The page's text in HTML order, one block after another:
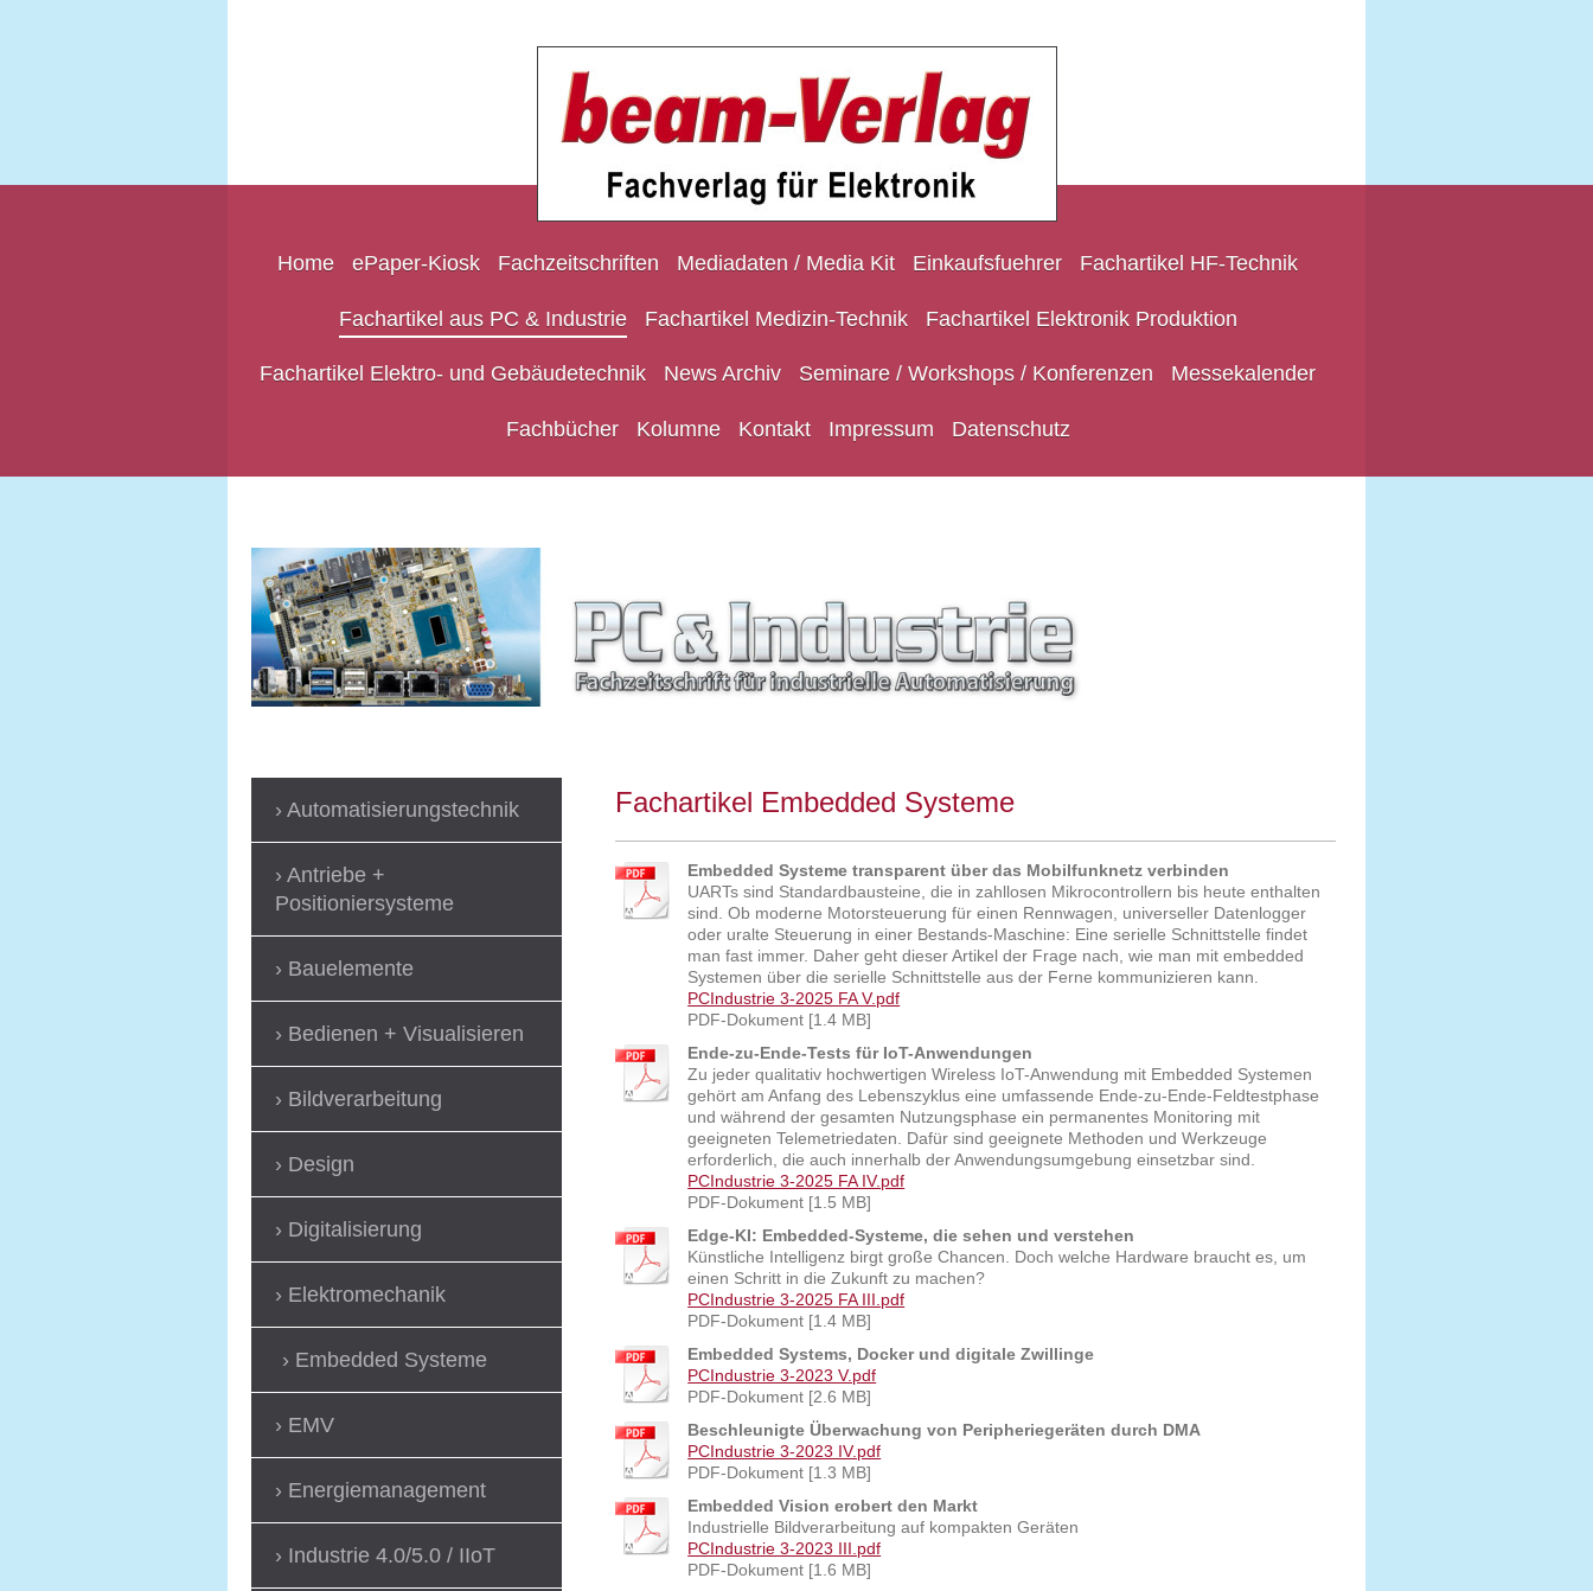
Home ePaper-Kiosk Fachzeitschriften Mediadaten / Media Kit Einkaufsfuehrer Fachartikel HF-Technik
Fachartikel aus PC & Industrie Fachartikel Medizin-Technik Fachartikel Elektronik Produktion
Fachartikel Elektro- und Gebäudetechnik News Archiv Seminare / Workshops / Konferenzen Messekalender
Fachbücher Kolumne Kontakt Impressum Datenschutz
Fachartikel Embedded Systeme
Embedded Systeme transparent über das Mobilfunknetz verbinden
UARTs sind Standardbausteine, die in zahllosen Mikrocontrollern bis heute enthalten
sind. Ob moderne Motorsteuerung für einen Rennwagen, universeller Datenlogger
oder uralte Steuerung in einer Bestands-Maschine: Eine serielle Schnittstelle findet
man fast immer. Daher geht dieser Artikel der Frage nach, wie man mit embedded
Systemen über die serielle Schnittstelle aus der Ferne kommunizieren kann.
PCIndustrie 3-2025 FA V.pdf
PDF-Dokument [1.4 MB]
Ende-zu-Ende-Tests für IoT-Anwendungen
Zu jeder qualitativ hochwertigen Wireless IoT-Anwendung mit Embedded Systemen
gehört am Anfang des Lebenszyklus eine umfassende Ende-zu-Ende-Feldtestphase
und während der gesamten Nutzungsphase ein permanentes Monitoring mit
geeigneten Telemetriedaten. Dafür sind geeignete Methoden und Werkzeuge
erforderlich, die auch innerhalb der Anwendungsumgebung einsetzbar sind.
PCIndustrie 3-2025 FA IV.pdf
PDF-Dokument [1.5 MB]
Edge-KI: Embedded-Systeme, die sehen und verstehen
Künstliche Intelligenz birgt große Chancen. Doch welche Hardware braucht es, um
einen Schritt in die Zukunft zu machen?
PCIndustrie 3-2025 FA III.pdf
PDF-Dokument [1.4 MB]
Embedded Systems, Docker und digitale Zwillinge
PCIndustrie 3-2023 V.pdf
PDF-Dokument [2.6 MB]
Beschleunigte Überwachung von Peripheriegeräten durch DMA
PCIndustrie 3-2023 IV.pdf
PDF-Dokument [1.3 MB]
Embedded Vision erobert den Markt
Industrielle Bildverarbeitung auf kompakten Geräten
PCIndustrie 3-2023 III.pdf
PDF-Dokument [1.6 MB]
Automatisierungstechnik
Antriebe +
Positioniersysteme
Bauelemente
Bedienen + Visualisieren
Bildverarbeitung
Design
Digitalisierung
Elektromechanik
Embedded Systeme
EMV
Energiemanagement
Industrie 4.0/5.0 / IIoT